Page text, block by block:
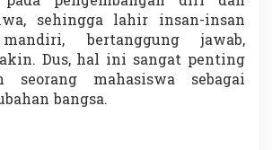
sehingga lahir insan-insan
bertanggung jawab,
Dus, hal ini sangat penting
mahasiswa sebagai
bangsa.